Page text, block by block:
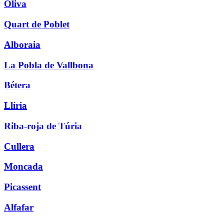
Oliva
Quart de Poblet
Alboraia
La Pobla de Vallbona
Bétera
Llíria
Riba-roja de Túria
Cullera
Moncada
Picassent
Alfafar